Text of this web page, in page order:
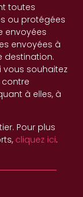
toutes
ou protégées
envoyées
envoyées à
destination.
souhaitez
contre
à elles, à
Pour plus
cliquez ici.